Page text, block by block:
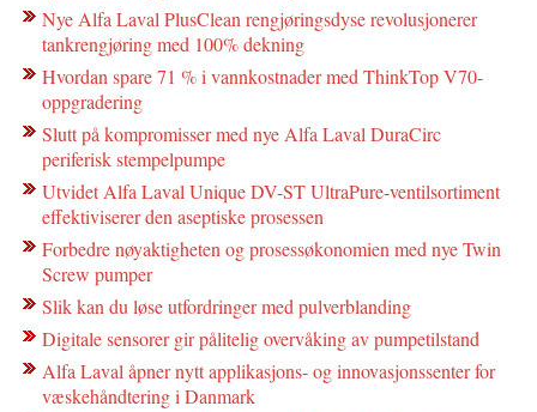
Nye Alfa Laval PlusClean rengjøringsdyse revolusjonerer
tankrengjøring med 100% dekning
Hvordan spare 71 % i vannkostnader med ThinkTop V70-
oppgradering
Slutt på kompromisser med nye Alfa Laval DuraCirc
periferisk stempelpumpe
Utvidet Alfa Laval Unique DV-ST UltraPure-ventilsortiment
effektiviserer den aseptiske prosessen
Forbedre nøyaktigheten og prosessøkonomien med nye Twin
Screw pumper
Slik kan du løse utfordringer med pulverblanding
Digitale sensorer gir pålitelig overvåking av pumpetilstand
Alfa Laval åpner nytt applikasjons- og innovasjonssenter for
væskehåndtering i Danmark